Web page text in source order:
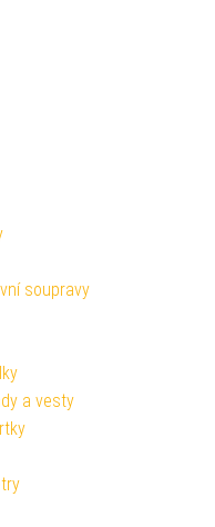
soupravy
a vesty